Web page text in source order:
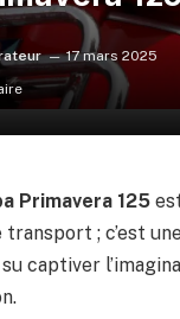
17 mars 2025
Primavera 125
; c’est
captiver